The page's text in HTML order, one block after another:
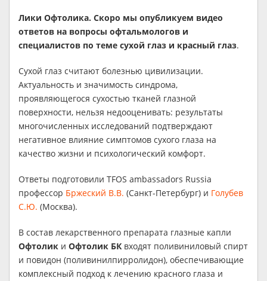
Лики Офтолика. Скоро мы опубликуем видео
ответов на вопросы офтальмологов и
специалистов по теме сухой глаз и красный глаз.
Сухой глаз считают болезнью цивилизации.
Актуальность и значимость синдрома,
проявляющегося сухостью тканей глазной
поверхности, нельзя недооценивать: результаты
многочисленных исследований подтверждают
негативное влияние симптомов сухого глаза на
качество жизни и психологический комфорт.
Ответы подготовили TFOS ambassadors Russia
профессор Бржеский В.В. (Санкт-Петербург) и Голубев
С.Ю. (Москва).
В состав лекарственного препарата глазные капли
Офтолик и Офтолик БК входят поливиниловый спирт
и повидон (поливинилпирролидон), обеспечивающие
комплексный подход к лечению красного глаза и